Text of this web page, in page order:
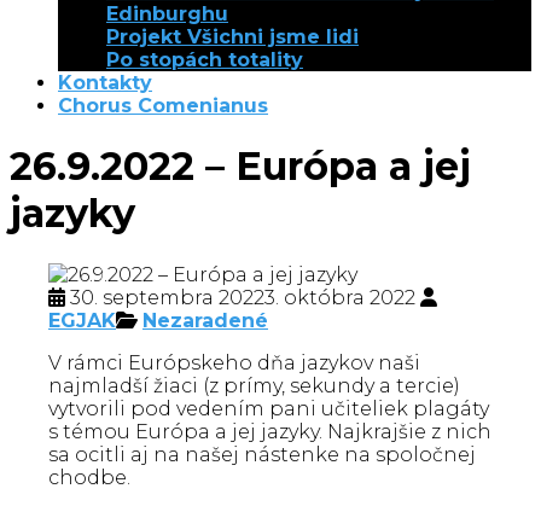
Edinburghu
Projekt Všichni jsme lidi
Po stopách totality
Kontakty
Chorus Comenianus
26.9.2022 – Európa a jej
jazyky
30. septembra 20223. októbra 2022
EGJAK
Nezaradené
V rámci Európskeho dňa jazykov naši
najmladší žiaci (z prímy, sekundy a tercie)
vytvorili pod vedením pani učiteliek plagáty
s témou Európa a jej jazyky. Najkrajšie z nich
sa ocitli aj na našej nástenke na spoločnej
chodbe.